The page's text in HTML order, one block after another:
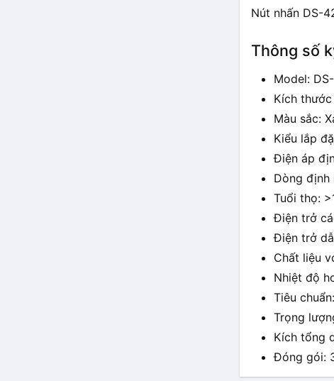
Nút nhấn DS-
Thông số
Model:
Kích
Màu sắc:
Kiểu lắp
Điện áp
Dòng định
Tuổi thọ:
Điện trở
Điện trở
Chất liệu
Nhiệt độ
Tiêu
Trọng
Kích tổng
Đóng gói: